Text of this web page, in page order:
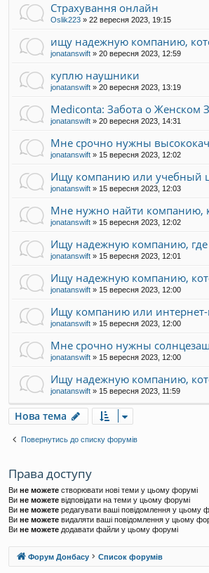
Страхування онлайн
Oslik223 » 22 вересня 2023, 19:15
ищу надежную компанию,
jonatanswift » 20 вересня 2023, 12:59
куплю наушники
jonatanswift » 20 вересня 2023, 13:19
Mediconta: Забота о Женском
jonatanswift » 20 вересня 2023, 14:31
Мне срочно нужны
jonatanswift » 15 вересня 2023, 12:02
Ищу компанию или учебный
jonatanswift » 15 вересня 2023, 12:03
Мне нужно найти компанию,
jonatanswift » 15 вересня 2023, 12:02
Ищу надежную компанию, где
jonatanswift » 15 вересня 2023, 12:01
Ищу надежную компанию,
jonatanswift » 15 вересня 2023, 12:00
Ищу компанию или интернет-
jonatanswift » 15 вересня 2023, 12:00
Мне срочно нужны
jonatanswift » 15 вересня 2023, 12:00
Ищу надежную компанию,
jonatanswift » 15 вересня 2023, 11:59
Нова тема
Повернутись до списку форумів
Права доступу
Ви не можете створювати нові теми у цьому форумі
Ви не можете відповідати на теми у цьому форумі
Ви не можете редагувати ваші повідомлення у цьому
Ви не можете видаляти ваші повідомлення у цьому
Ви не можете додавати файли у цьому форумі
Форум Донбасу Список форумів